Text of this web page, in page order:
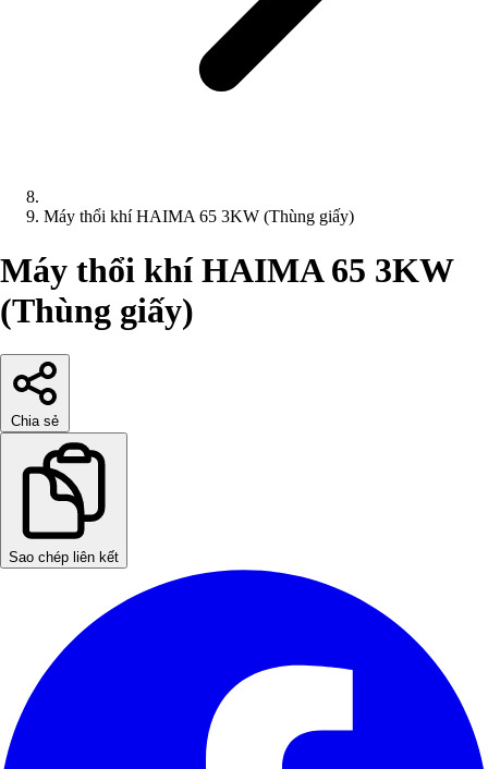
Máy thổi khí HAIMA 65 3KW (Thùng giấy)
Máy thổi khí HAIMA 65 3KW
(Thùng giấy)
Chia sẻ
Sao chép liên kết